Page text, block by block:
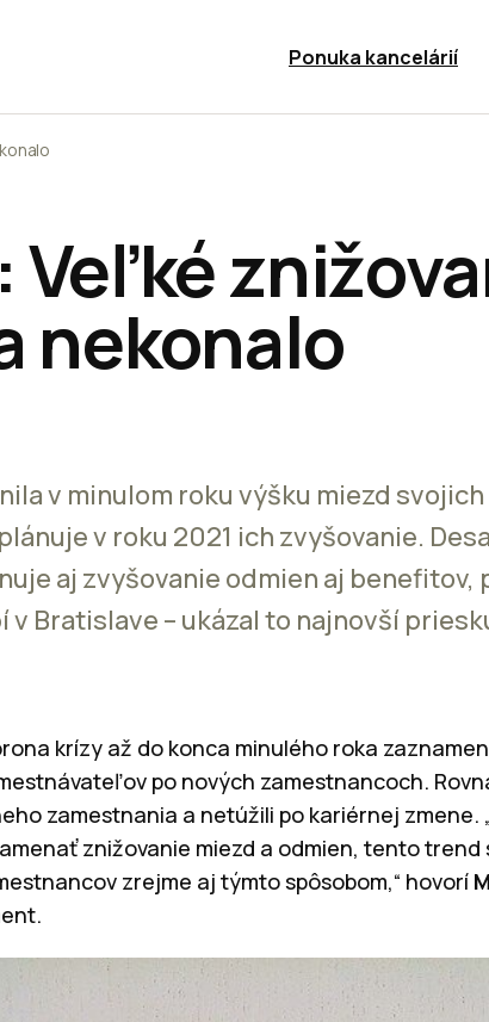
Ponuka kancelárií
Veľké
nekonalo
v minulom roku výšku miezd
v roku 2021 ich zvyšovanie.
aj zvyšovanie odmien aj benefitov,
v Bratislave – ukázal to najnovší
krízy až do konca minulého roka
po nových zamestnancoch.
zamestnania a netúžili po kariérnej zmene.
znižovanie miezd a odmien, tento trend
zrejme aj týmto spôsobom,“ hovorí